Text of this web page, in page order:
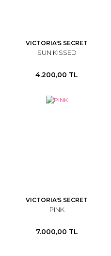
VICTORIA'S SECRET
SUN KISSED
4.200,00 TL
VICTORIA'S SECRET
PINK
7.000,00 TL